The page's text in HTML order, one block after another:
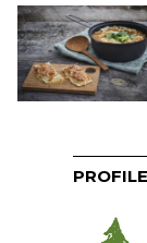
PROFILE